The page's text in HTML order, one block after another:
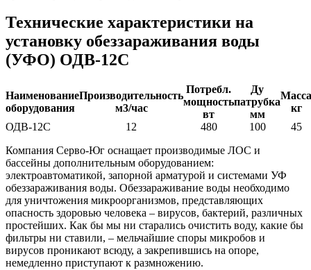
Технические характеристики на
установку обеззараживания воды
(УФО) ОДВ-12С
Наименование
оборудования
Производительность
м3/час
Потребл.
мощность
вт
Ду
патрубка
мм
Масса
кг
ОДВ-12С
12 480 100
45
Компания Серво-Юг оснащает производимые ЛОС и
бассейны дополнительным оборудованием:
электроавтоматикой, запорной арматурой и системами УФ
обеззараживания воды. Обеззараживание воды необходимо
для уничтожения микроорганизмов, представляющих
опасность здоровью человека – вирусов, бактерий, различных
простейших. Как бы мы ни старались очистить воду, какие бы
фильтры ни ставили, – мельчайшие споры микробов и
вирусов проникают всюду, а закрепившись на опоре,
немедленно приступают к размножению.